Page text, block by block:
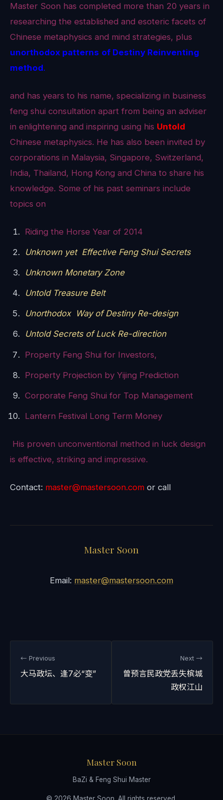
Master Soon has completed more than 20 years in
researching the established and esoteric facets of
Chinese metaphysics and mind strategies, plus
unorthodox patterns of Destiny Reinventing
method.
and has years to his name, specializing in business
feng shui consultation apart from being an adviser
in enlightening and inspiring using his Untold
Chinese metaphysics. He has also been invited by
corporations in Malaysia, Singapore, Switzerland,
India, Thailand, Hong Kong and China to share his
knowledge. Some of his past seminars include
topics on
Riding the Horse Year of 2014
Unknown yet Effective Feng Shui Secrets
Unknown Monetary Zone
Untold Treasure Belt
Unorthodox Way of Destiny Re-design
Untold Secrets of Luck Re-direction
Property Feng Shui for Investors,
Property Projection by Yijing Prediction
Corporate Feng Shui for Top Management
Lantern Festival Long Term Money
His proven unconventional method in luck design
is effective, striking and impressive.
Contact: master@mastersoon.com or call
Master Soon
Email: master@mastersoon.com
← Previous
大马政坛、逢7必“变”
Next →
曾预言民政党丢失槟城
政权江山
Master Soon
BaZi & Feng Shui Master